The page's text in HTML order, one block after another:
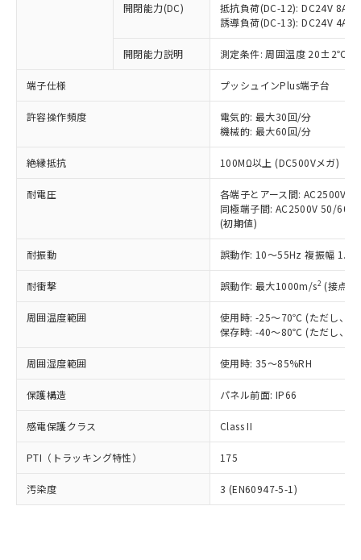
開閉能力(DC)
抵抗負荷(DC-12): DC24V 8A/
誘導負荷(DC-13): DC24V 4A/
開閉能力説明 測定条件: 周囲温度 20±2℃、
端子仕様 プッシュインPlus端子台
許容操作頻度
電気的: 最大30回/分
機械的: 最大60回/分
絶縁抵抗 100MΩ以上 (DC500Vメガ)
耐電圧
各端子とアース間: AC2500V
同極端子間: AC2500V 50/
(初期値)
耐振動 誤動作: 10～55Hz 複振幅
耐衝撃 誤動作: 最大1000m/s2 (接点
周囲温度範囲
使用時: -25～70℃ (ただし、氷
保存時: -40～80℃ (ただし、氷
周囲湿度範囲 使用時: 35～85%RH
保護構造 パネル前面: IP66
感電保護クラス Class II
PTI（トラッキング特性） 175
汚染度 3 (EN60947-5-1)
以下の条件をお読みいただき、同意のうえ
ご利用ください。
本サービスは、当社制御機器事業取扱
商品の当社在庫状況および標準価格
(税抜)を提供させていただくもので
当社制御機器事業取扱商品の中には、
本サービスの対象外となる商品もある
ことをご了承ください。
在庫状況および標準価格照会結果は、
記載している更新日時点での社内デー
タに基づき作成されるものであり、閲
覧された時点での実際の在庫および標
準価格とは異なる場合があることをご
正式な納期状況および標準価格はお客
様のお取引先、またはお客様担当のオ
ムロン制御機器販売店・当社販売員に
オムロン制御機器販売店や当社販売拠
販売ネットワーク
」をご確認
在庫状況および標準価格結果を当社の
事前の承諾なく第三者に漏洩または開
示しないようお願いします。
マイパーツ機能（部品リスト作成サー
ビス）をご利用いただくには、I-Web
対応予定なし：EU RoHS指令（10物質）の
非含有に非対応の商品で、対応品を出す予
調査・確認中：EU RoHS指令（10物質）の
非含有の対応状況を調査中または確認中の
商品です。
非該当品：ライセンス料など無形物で、有
害物質有無と関係のない商品です。
仕入先様の事情により、非含有部品として
いたものが、含有品と判明した場合などや
むを得ず変更することがあります。
鉛(Pb) 1000ppm以下、 水銀(Hg) 1000ppm以下、 カド
六価クロム(Cr(Ⅵ)) 1000ppm以下、ポリ臭化ビフェニル
類(PBB) 1000ppm以下、ポリ臭化ジフェニルエーテル類
ルベンジル（BBP） 1000ppm以下、フタル酸ジブチル
（DBP） 1000ppm以下、フタル酸ジイソブチル
但し、RoHS指令で産業用監視および制御機器に対する
適用除外項目は除く。
フタル酸エステル類の４物質については閾値を超える意
図的な使用がないことを確認しています。
部品在庫の切り替え状況などにより、予定
月が前後することがあります。
「○」：最大均質材料含有率が中国RoHSの
基準値以下であることを示します。
「×」：最大均質材料含有率が中国RoHSの
基準値を超えていることを示します。
「－」：未確認です。当社販売部門へお問
*中国RoHS10物質の基準値 (GB/T26572)：
Pb(鉛) :1000ppm、 Hg(水銀) : 1000ppm、 Cd(カドミウ
Cr(Ⅵ)(六価クロム) : 1000ppm、 PBBs(ポリ臭化ビフェ
ニル類) : 1000ppm、 PBDEs(ポリ臭化ジフェニルエーテ
ル類) : 1000ppm、
DBP(フタル酸ジブチル) : 1000ppm、 DIBP(フタル酸ジ
イソブチル) : 1000ppm、 BBP(フタル酸ブチルベンジ
DEHP(フタル酸ビス(2-エチルヘキシル)) : 1000ppm
「ｅ」：有害物質（10物質）のすべてが基
準値以下であることを示します。
「10」：通常の使用状況下において有害物
質が外部に漏えいし、環境に深刻な影響を
及ぼさない年数を意味します。
当社は、これら貴社製品のうち、外国
為替および外国貿易法に定める商品
（以下｢規制貨物等」という）を輸出
または国外への提供する場合は、日本
国政府の輸出許可(または役務取引許
可)を取得するなどの必要な手続きを
当社は規制貨物を破棄する場合は、完
全に破砕するなど、違法に輸出されな
いよう必要な手段を講じます。
当社は貴社製品を、核兵器、ミサイ
ル、化学兵器、生物兵器またはその他
武器並びにこれらの製造装置等に一切
当社は、貴社製品を第三者に販売する
場合は、上記1、2および3の内容を当
該第三者に通知します。また当社は、
販売先および販売に係わる関係者が違
法に輸出するおそれがある場合は、取
り引きをいたしません。
一定数以上の在庫あり
一定数には満たないが在庫あり
在庫なし(最新の在庫状況につ
いては、お客様のお取引先、ま
たはお客様担当のオムロン制御
機器販売店・当社販売員にご確
受注生産機種、また在庫状況の
情報を公開していない機種